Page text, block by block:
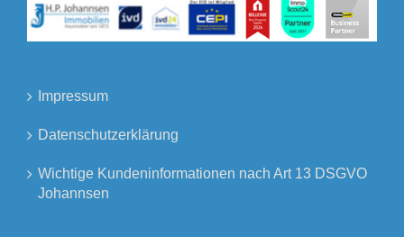
Impressum
Datenschutzerklärung
Wichtige Kundeninformationen nach Art 13 DSGVO
Johannsen